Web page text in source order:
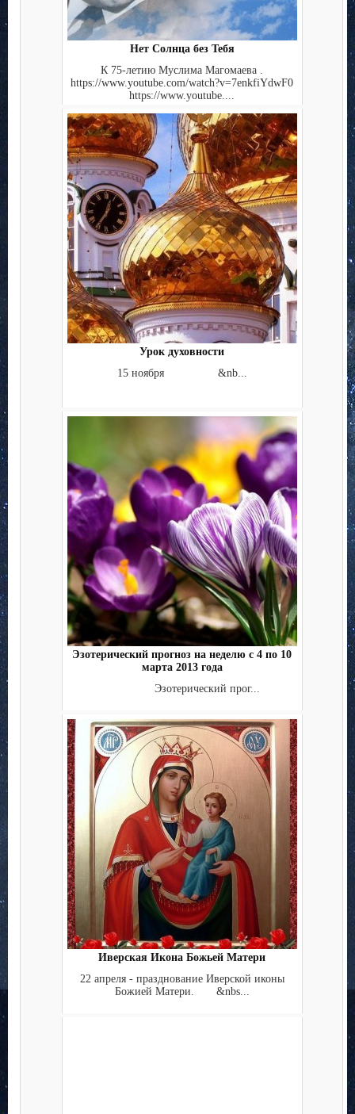
Нет Солнца без Тебя
К 75-летию Муслима Магомаева .
https://www.youtube.com/watch?v=7enkfiYdwF0
https://www.youtube....
Урок духовности
15 ноября &nb...
Эзотерический прогноз на неделю с 4 по 10
марта 2013 года
Эзотерический прог...
Иверская Икона Божьей Матери
22 апреля - празднование Иверской иконы
Божией Матери. &nbs...